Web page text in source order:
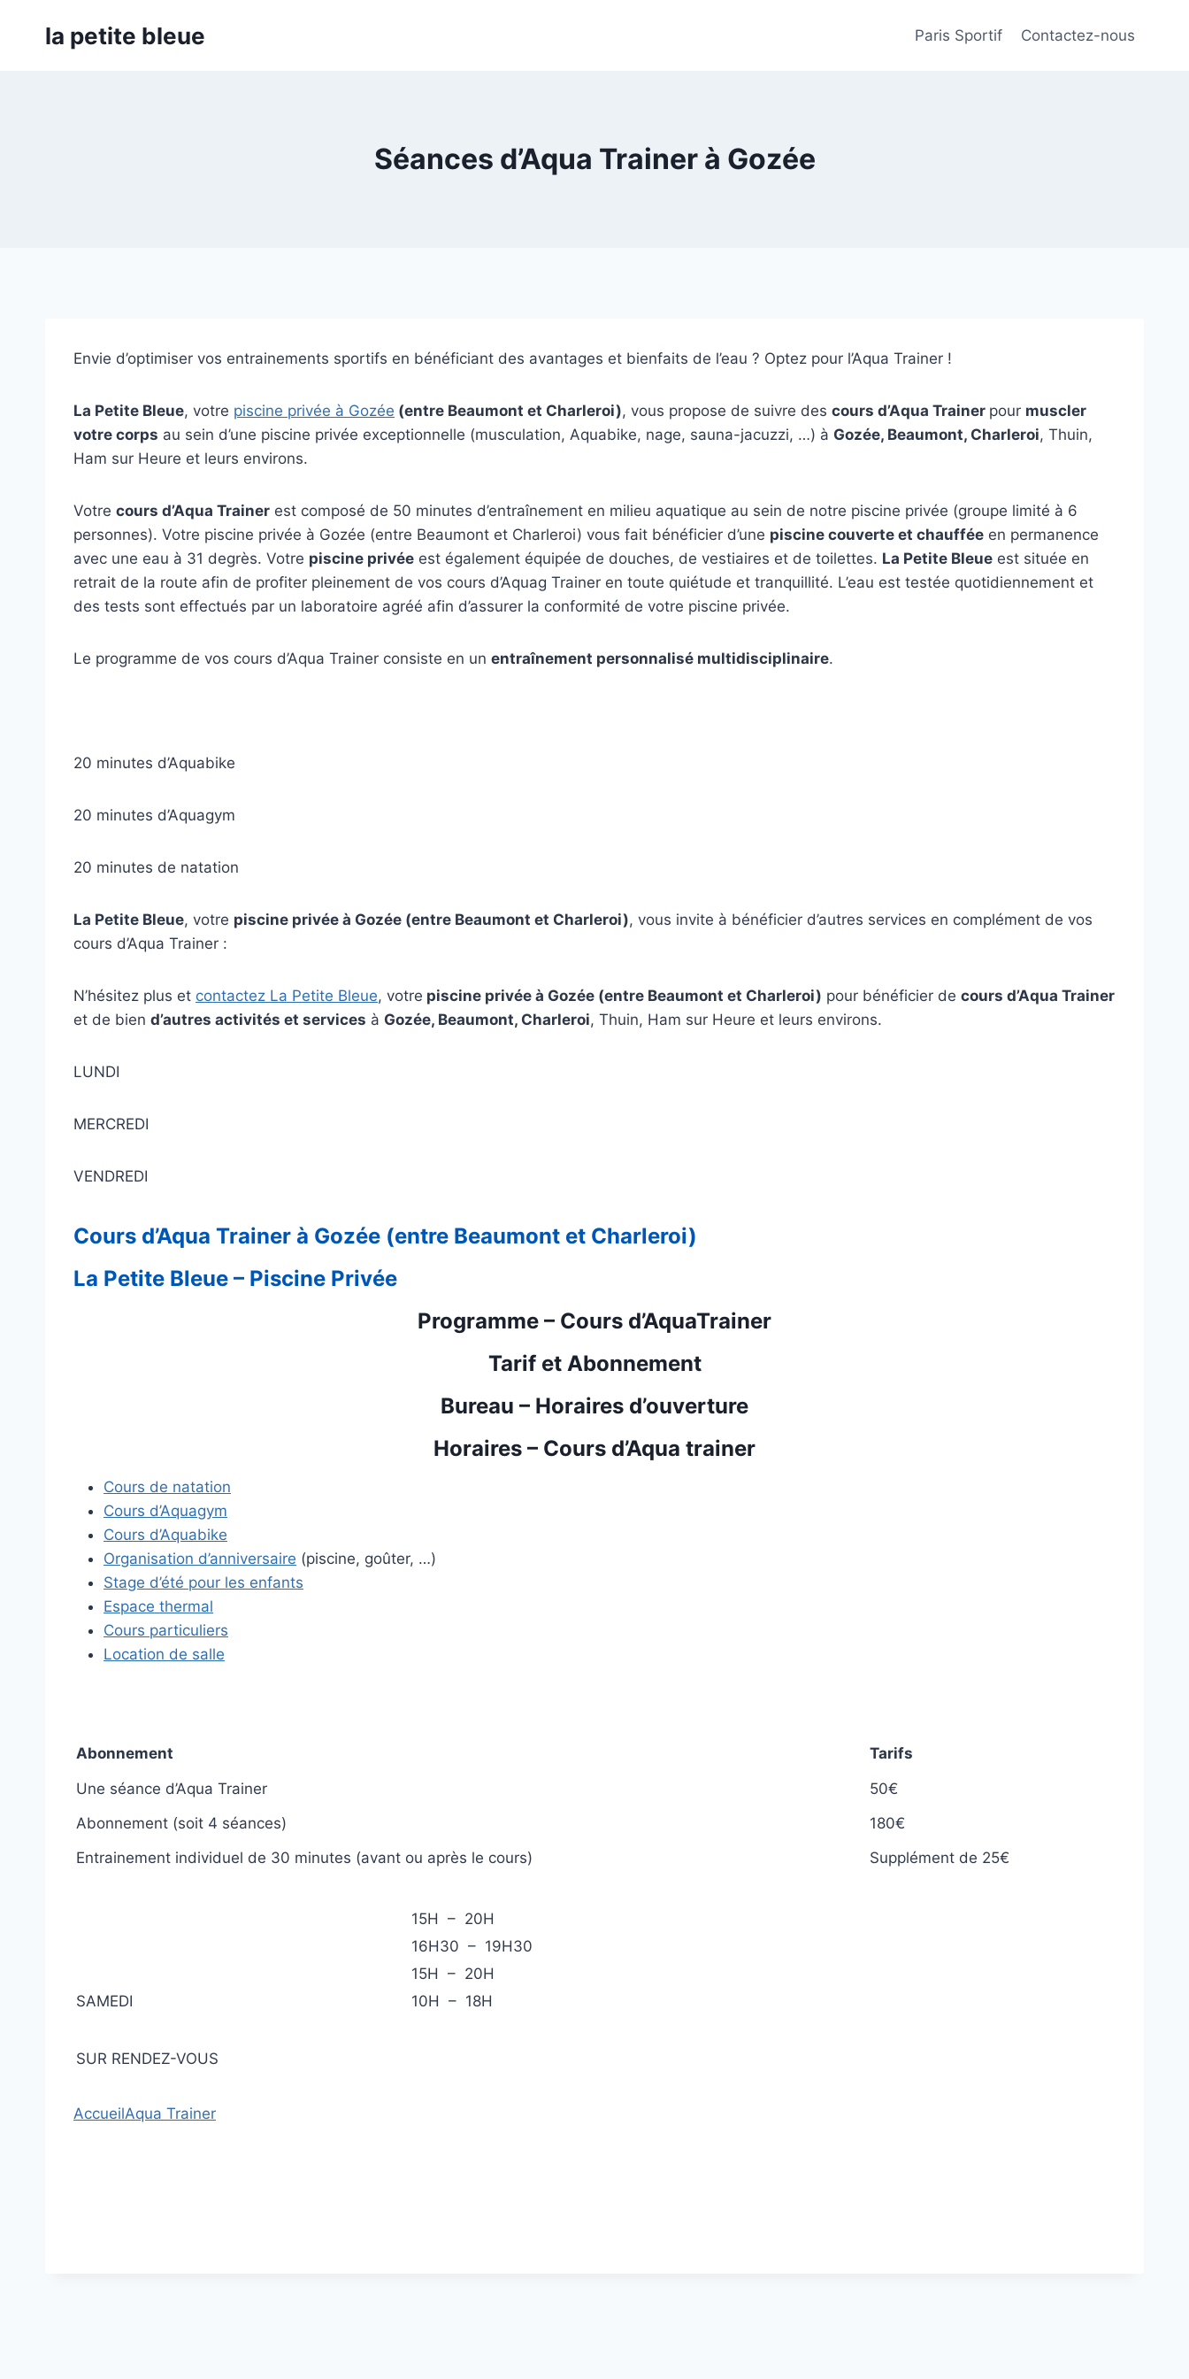
la petite bleue Paris Sportif Contactez-nous
Séances d’Aqua Trainer à Gozée
Envie d’optimiser vos entrainements sportifs en bénéficiant des avantages et bienfaits de l’eau ? Optez pour l’Aqua Trainer !
La Petite Bleue, votre piscine privée à Gozée (entre Beaumont et Charleroi), vous propose de suivre des cours d’Aqua Trainer pour muscler
votre corps au sein d’une piscine privée exceptionnelle (musculation, Aquabike, nage, sauna-jacuzzi, …) à Gozée, Beaumont, Charleroi, Thuin,
Ham sur Heure et leurs environs.
Votre cours d’Aqua Trainer est composé de 50 minutes d’entraînement en milieu aquatique au sein de notre piscine privée (groupe limité à 6
personnes). Votre piscine privée à Gozée (entre Beaumont et Charleroi) vous fait bénéficier d’une piscine couverte et chauffée en permanence
avec une eau à 31 degrès. Votre piscine privée est également équipée de douches, de vestiaires et de toilettes. La Petite Bleue est située en
retrait de la route afin de profiter pleinement de vos cours d’Aquag Trainer en toute quiétude et tranquillité. L’eau est testée quotidiennement et
des tests sont effectués par un laboratoire agréé afin d’assurer la conformité de votre piscine privée.
Le programme de vos cours d’Aqua Trainer consiste en un entraînement personnalisé multidisciplinaire.
20 minutes d’Aquabike
20 minutes d’Aquagym
20 minutes de natation
La Petite Bleue, votre piscine privée à Gozée (entre Beaumont et Charleroi), vous invite à bénéficier d’autres services en complément de vos
cours d’Aqua Trainer :
N’hésitez plus et contactez La Petite Bleue, votre piscine privée à Gozée (entre Beaumont et Charleroi) pour bénéficier de cours d’Aqua Trainer
et de bien d’autres activités et services à Gozée, Beaumont, Charleroi, Thuin, Ham sur Heure et leurs environs.
LUNDI
MERCREDI
VENDREDI
Cours d’Aqua Trainer à Gozée (entre Beaumont et Charleroi)
La Petite Bleue – Piscine Privée
Programme – Cours d’AquaTrainer
Tarif et Abonnement
Bureau – Horaires d’ouverture
Horaires – Cours d’Aqua trainer
Cours de natation
Cours d’Aquagym
Cours d’Aquabike
Organisation d’anniversaire (piscine, goûter, …)
Stage d’été pour les enfants
Espace thermal
Cours particuliers
Location de salle
Abonnement
Tarifs
Une séance d’Aqua Trainer
50€
Abonnement (soit 4 séances)
180€
Entrainement individuel de 30 minutes (avant ou après le cours)
Supplément de 25€
15H – 20H
16H30 – 19H30
15H – 20H
SAMEDI
10H – 18H
SUR RENDEZ-VOUS
AccueilAqua Trainer